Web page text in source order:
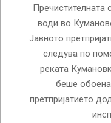
Прeчистителната
води во
Јавното
следува по
реката
беше
претпријатието